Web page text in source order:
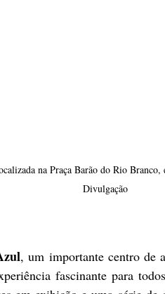
na Praça Barão do Rio
Divulgação
, um importante centro de
fascinante para